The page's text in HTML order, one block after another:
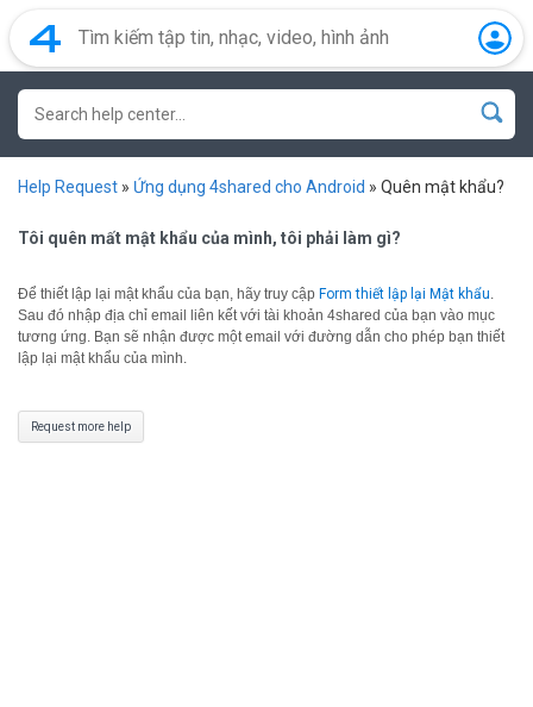
Help Request » Ứng dụng 4shared cho Android » Quên mật khẩu?
Tôi quên mất mật khẩu của mình, tôi phải làm gì?
Để thiết lập lại mật khẩu của bạn, hãy truy cập Form thiết lập lại Mật khẩu.
Sau đó nhập địa chỉ email liên kết với tài khoản 4shared của bạn vào mục
tương ứng. Bạn sẽ nhận được một email với đường dẫn cho phép bạn thiết
lập lại mật khẩu của mình.
Request more help